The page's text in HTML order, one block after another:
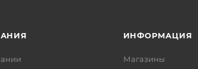
ИНФОРМАЦИЯ
Магазины